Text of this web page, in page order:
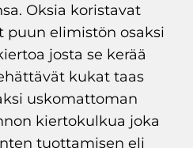
Oksia koristavat
puun elimistön osaksi
josta se kerää
kukat taas
uskomattoman
kiertokulkua joka
tuottamisen eli